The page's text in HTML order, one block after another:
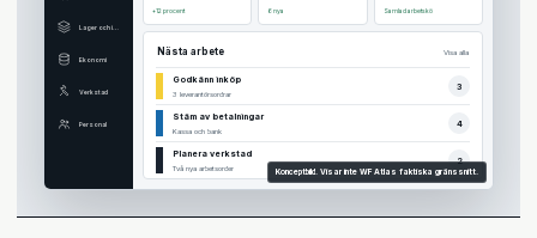
Ekonomi
Verkstad
Personal
+12 procent 6 nya Samlad arbetskö
Nästa arbete Visa alla
Godkänn inköp
3 leverantörsordrar
3
Stäm av betalningar
Kassa och bank
4
Planera verkstad
Två nya arbetsorder
2
Konceptbild. Visar inte WF Atlas faktiska gränssnitt.